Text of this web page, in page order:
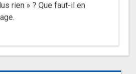
rien » ? Que faut-il en